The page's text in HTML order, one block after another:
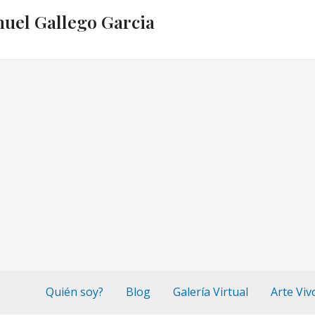
Gallego Garcia
Quién soy? Blog Galería Virtual Arte